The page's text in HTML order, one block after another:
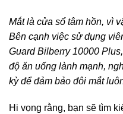
Mắt là cửa sổ tâm hồn, vì
Bên cạnh việc sử dụng
Guard Bilberry 10000
độ ăn uống lành mạnh,
kỳ để đảm bảo đôi mắt
Hi vọng rằng, bạn sẽ tìm